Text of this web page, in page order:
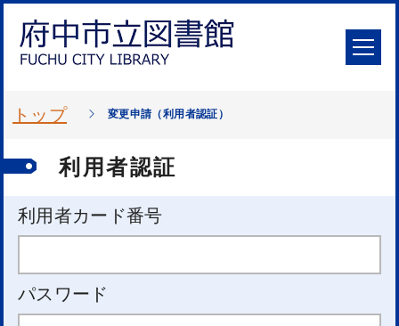
トップ 変更申請（利用者認証）
利用者認証
利用者カード番号
パスワード